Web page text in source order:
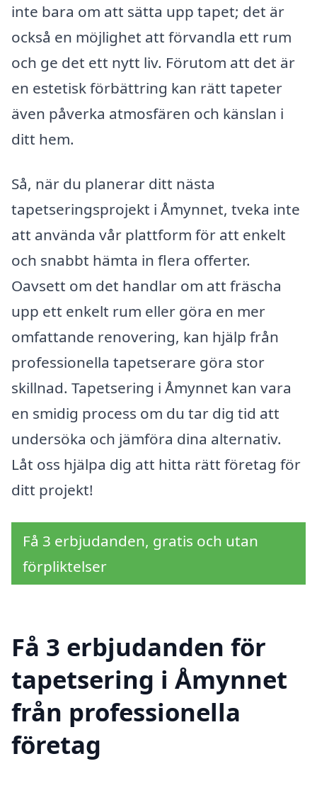
inte bara om att sätta upp tapet; det är
också en möjlighet att förvandla ett rum
och ge det ett nytt liv. Förutom att det är
en estetisk förbättring kan rätt tapeter
även påverka atmosfären och känslan i
ditt hem.
Så, när du planerar ditt nästa
tapetseringsprojekt i Åmynnet, tveka inte
att använda vår plattform för att enkelt
och snabbt hämta in flera offerter.
Oavsett om det handlar om att fräscha
upp ett enkelt rum eller göra en mer
omfattande renovering, kan hjälp från
professionella tapetserare göra stor
skillnad. Tapetsering i Åmynnet kan vara
en smidig process om du tar dig tid att
undersöka och jämföra dina alternativ.
Låt oss hjälpa dig att hitta rätt företag för
ditt projekt!
Få 3 erbjudanden, gratis och utan
förpliktelser
Få 3 erbjudanden för
tapetsering i Åmynnet
från professionella
företag